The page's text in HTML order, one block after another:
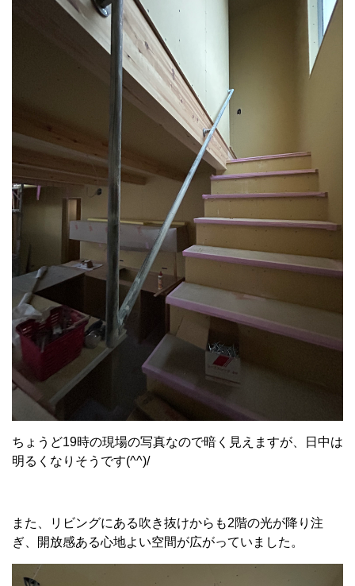
ちょうど19時の現場の写真なので暗く見えますが、日中は
明るくなりそうです(^^)/
また、リビングにある吹き抜けからも2階の光が降り注
ぎ、開放感ある心地よい空間が広がっていました。